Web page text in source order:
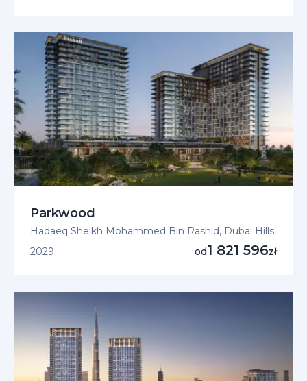
Parkwood
Hadaeq Sheikh Mohammed Bin Rashid, Dubai Hills
2029
od1 821 596zł